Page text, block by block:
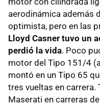
aerodinámica además
optimista, pero en las
Lloyd Casner tuvo un
perdió la vida. Poco
motor del Tipo 151/4
montó en un Tipo 65
tres vueltas en carrera.
Maserati en carreras